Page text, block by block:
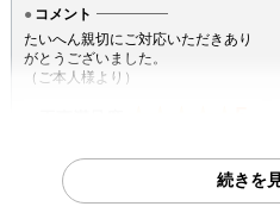
コメント
たいへん親切にご対応いただきあり
がとうございました。
（ご本人様より）
価格が安かった 工事に安心感を